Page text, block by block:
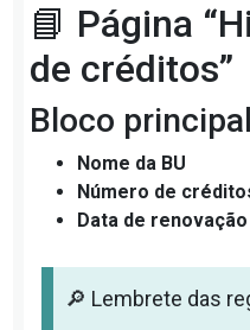
📘 Página
de créditos”
Bloco
Nome da BU
Número de
Data de
🔎 Lembrete das